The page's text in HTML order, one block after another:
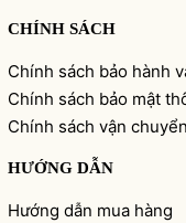
CHÍNH SÁCH
Chính sách bảo hành
Chính sách bảo mật
Chính sách vận chuyển
HƯỚNG DẪN
Hướng dẫn mua hàng